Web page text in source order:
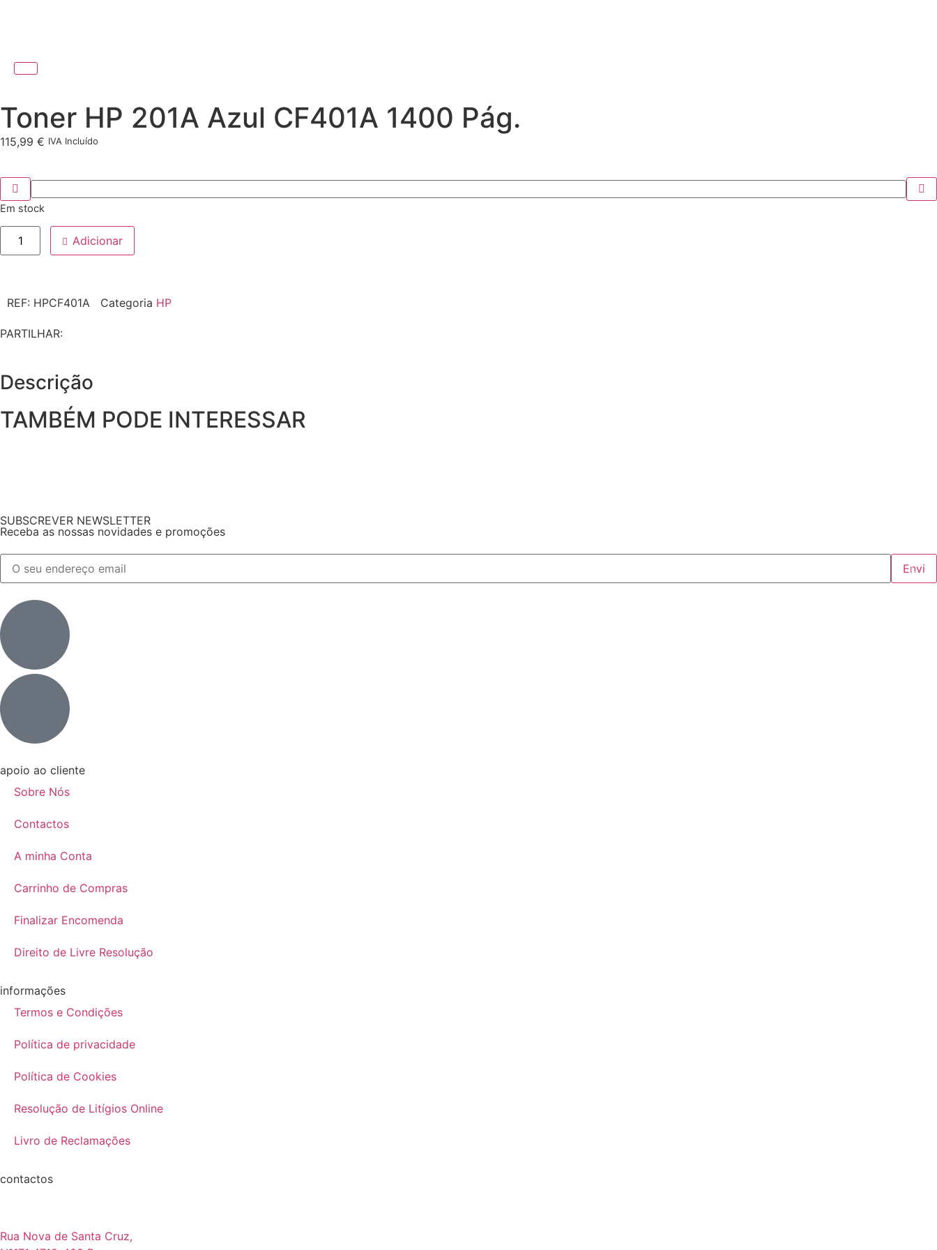
Toner HP 201A Azul CF401A 1400 Pág.
115,99 € IVA Incluído
Em stock
Adicionar
REF: HPCF401A Categoria HP
PARTILHAR:
Descrição
TAMBÉM PODE INTERESSAR
SUBSCREVER NEWSLETTER
Receba as nossas novidades e promoções
apoio ao cliente
Sobre Nós
Contactos
A minha Conta
Carrinho de Compras
Finalizar Encomenda
Direito de Livre Resolução
informações
Termos e Condições
Política de privacidade
Política de Cookies
Resolução de Litígios Online
Livro de Reclamações
contactos
Rua Nova de Santa Cruz,